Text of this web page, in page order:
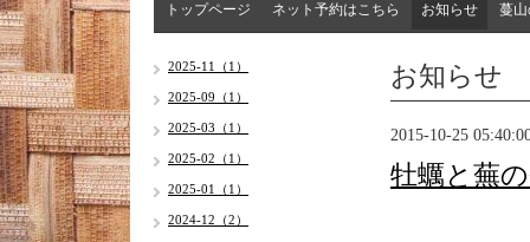
トップページ ネット予約はこちら お知らせ 蔓
お知らせ
2015-10-25
牡蠣と蕪
2025-11（1）
2025-09（1）
2025-03（1）
2025-02（1）
2025-01（1）
2024-12（2）